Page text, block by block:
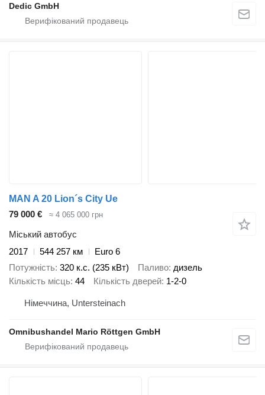
Dedic GmbH
MAN A 20 Lion´s City Ue
79 000 €
≈ 4 065 000 грн
Міський автобус
2017
544 257 км
Euro 6
Потужність 320 к.с. (235 кВт) Паливо дизель
Кількість місць 44 Кількість дверей 1-2-0
Німеччина, Untersteinach
Omnibushandel Mario Röttgen GmbH